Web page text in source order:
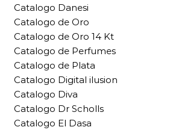
Catalogo Danesi
Catalogo de Oro
Catalogo de Oro 14 Kt
Catalogo de Perfumes
Catalogo de Plata
Catalogo Digital ilusion
Catalogo Diva
Catalogo Dr Scholls
Catalogo El Dasa